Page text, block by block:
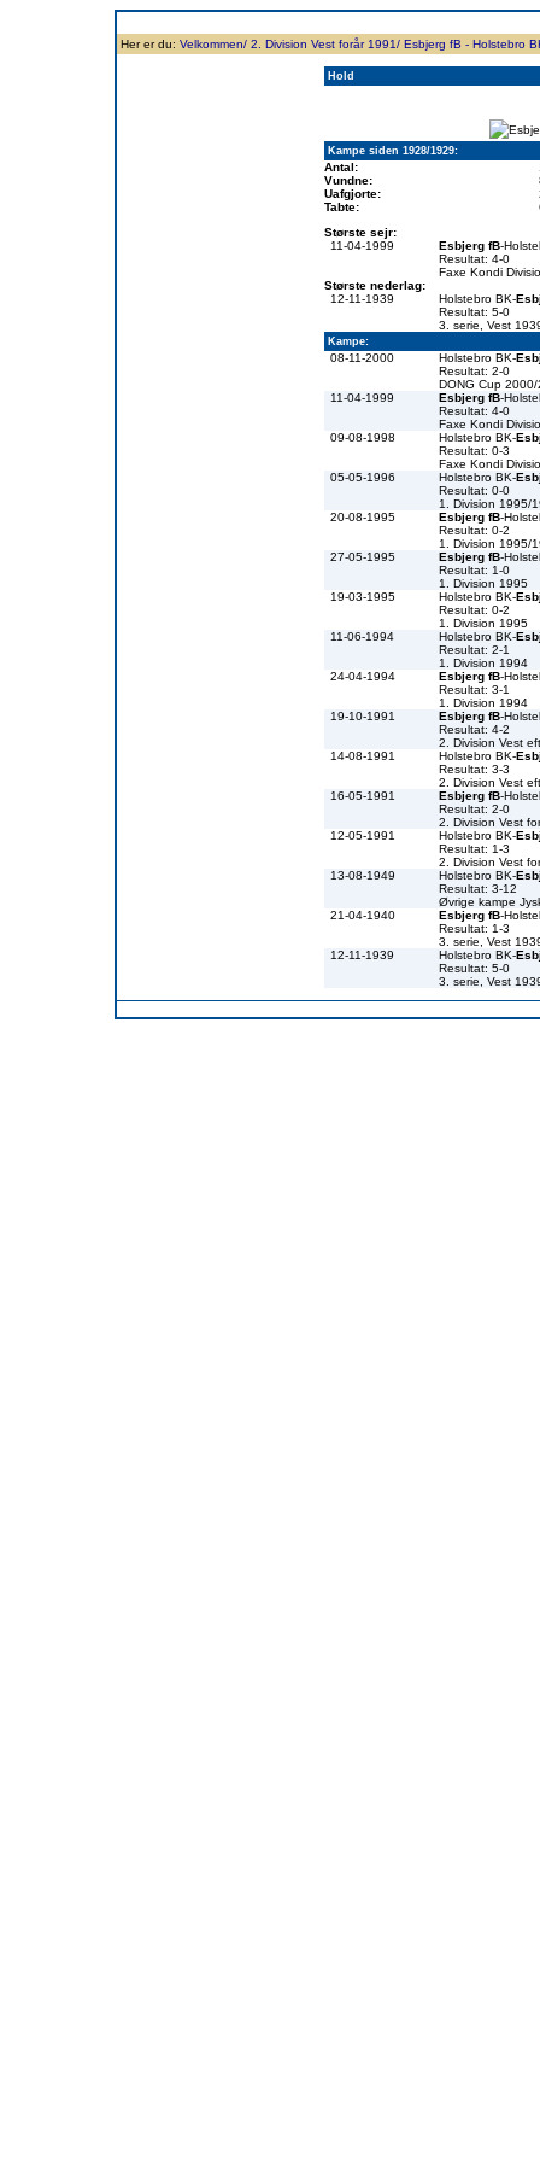
Her er du: Velkommen/ 2. Division Vest forår 1991/ Esbjerg fB - Holstebro
Hold
Kampe siden 1928/1929:
Antal:
Vundne:
Uafgjorte:
Tabte:
Største sejr:
11-04-1999
Esbjerg fB-
Resultat: 4-0
Faxe Kondi
Største nederlag:
12-11-1939
Holstebro BK-
Resultat: 5-0
3. serie, Vest
Kampe:
08-11-2000 Holstebro BK-
Resultat: 2-0
DONG Cup
11-04-1999
Esbjerg fB-
Resultat: 4-0
Faxe Kondi
09-08-1998
Holstebro BK-
Resultat: 0-3
Faxe Kondi
05-05-1996
Holstebro BK-
Resultat: 0-0
1. Division 1995/
20-08-1995
Esbjerg fB-
Resultat: 0-2
1. Division 1995/
27-05-1995
Esbjerg fB-
Resultat: 1-0
1. Division 1995
19-03-1995
Holstebro BK-
Resultat: 0-2
1. Division 1995
11-06-1994
Holstebro BK-
Resultat: 2-1
1. Division 1994
24-04-1994
Esbjerg fB-
Resultat: 3-1
1. Division 1994
19-10-1991
Esbjerg fB-
Resultat: 4-2
2. Division Vest
14-08-1991
Holstebro BK-
Resultat: 3-3
2. Division Vest
16-05-1991
Esbjerg fB-
Resultat: 2-0
2. Division Vest
12-05-1991
Holstebro BK-
Resultat: 1-3
2. Division Vest
13-08-1949
Holstebro BK-
Resultat: 3-12
Øvrige kampe
21-04-1940
Esbjerg fB-
Resultat: 1-3
3. serie, Vest
12-11-1939
Holstebro BK-
Resultat: 5-0
3. serie, Vest